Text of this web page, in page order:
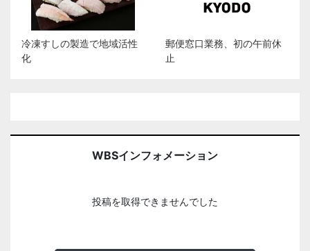
冷凍すしの製造で地域活性
化
郵便窓口業務、初の午前休
止
WBSインフォメーション
投稿を取得できませんでした